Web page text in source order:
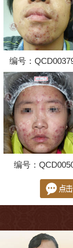
编号：
编号：